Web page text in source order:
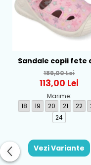
Sandale copii fete
textil Biomecanics,
262177-A032
189,00 Lei
113,00 Lei
Marime:
18
19 20 21 22
24
Vezi Variante